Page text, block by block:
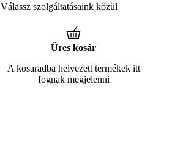
Válassz szolgáltatásaink közül
Üres kosár
A kosaradba helyezett termékek itt
fognak megjelenni